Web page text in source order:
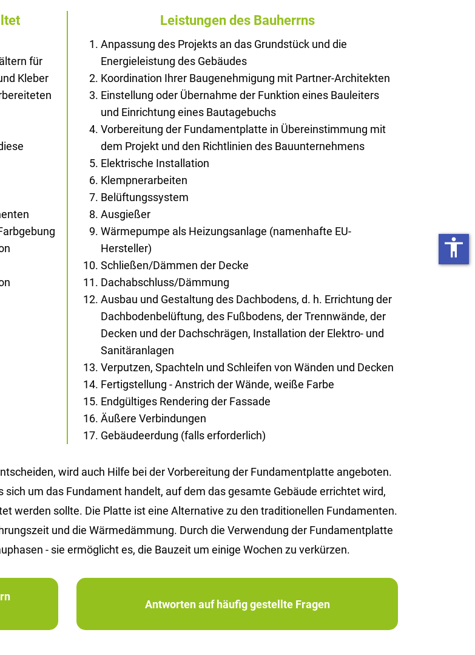
für
Kleber
Leistungen des Bauherrns
Anpassung des Projekts an das Grundstück und die
Energieleistung des Gebäudes
Koordination Ihrer Baugenehmigung mit Partner-Architekten
Einstellung oder Übernahme der Funktion eines Bauleiters
und Einrichtung eines Bautagebuchs
Vorbereitung der Fundamentplatte in Übereinstimmung mit
dem Projekt und den Richtlinien des Bauunternehmens
Elektrische Installation
Klempnerarbeiten
Belüftungssystem
Ausgießer
Wärmepumpe als Heizungsanlage (namenhafte EU-
Hersteller)
Schließen/Dämmen der Decke
Dachabschluss/Dämmung
Ausbau und Gestaltung des Dachbodens, d. h. Errichtung der
Dachbodenbelüftung, des Fußbodens, der Trennwände, der
Decken und der Dachschrägen, Installation der Elektro- und
Sanitäranlagen
Verputzen, Spachteln und Schleifen von Wänden und Decken
Fertigstellung - Anstrich der Wände, weiße Farbe
Endgültiges Rendering der Fassade
Äußere Verbindungen
Gebäudeerdung (falls erforderlich)
wird auch Hilfe bei der Vor­be­rei­tung der Fun­da­ment­plat­te an­ge­bo­ten.
um das Fun­da­ment han­delt, auf dem das ge­sam­te Ge­bäu­de er­rich­tet wird,
wer­den soll­te. Die Plat­te ist eine Al­ter­na­ti­ve zu den tra­di­tio­nel­len Fun­da­men­ten.
und die Wär­me­däm­mung. Durch die Ver­wen­dung der Fun­da­ment­plat­te
- sie er­mög­licht es, die Bau­zeit um ei­ni­ge Wo­chen zu ver­kür­zen.
Antworten auf häufig gestellte Fragen
accessibility